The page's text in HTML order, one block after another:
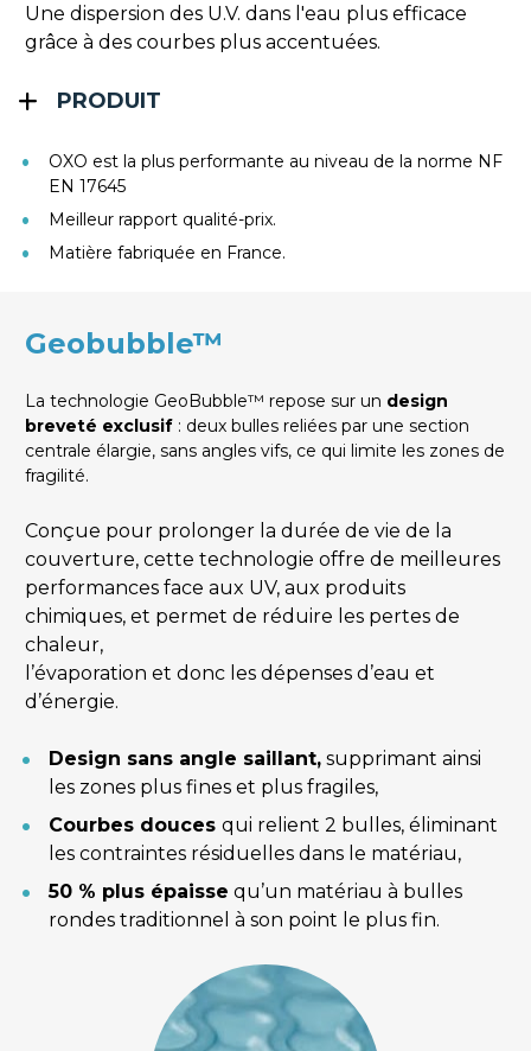
Une dispersion des U.V. dans l'eau plus efficace
grâce à des courbes plus accentuées.
PRODUIT
OXO est la plus performante au niveau de la norme NF
EN 17645
Meilleur rapport qualité-prix.
Matière fabriquée en France.
Geobubble™
La technologie GeoBubble™ repose sur un design
breveté exclusif : deux bulles reliées par une section
centrale élargie, sans angles vifs, ce qui limite les zones de
fragilité.
Conçue pour prolonger la durée de vie de la
couverture, cette technologie offre de meilleures
performances face aux UV, aux produits
chimiques, et permet de réduire les pertes de
chaleur,
l’évaporation et donc les dépenses d’eau et
d’énergie.
Design sans angle saillant, supprimant ainsi
les zones plus fines et plus fragiles,
Courbes douces qui relient 2 bulles, éliminant
les contraintes résiduelles dans le matériau,
50 % plus épaisse qu’un matériau à bulles
rondes traditionnel à son point le plus fin.